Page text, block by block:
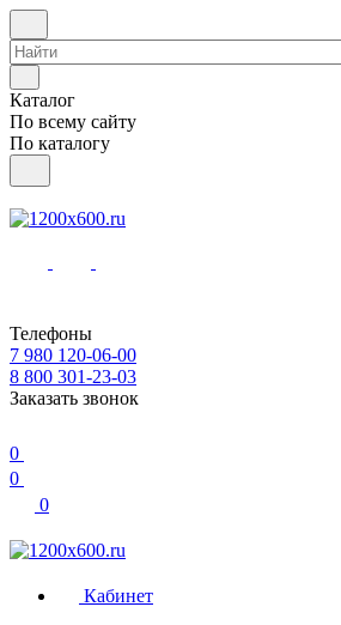
Каталог
По всему сайту
По каталогу
Телефоны
7 980 120-06-00
8 800 301-23-03
Заказать звонок
0
0
0
Кабинет